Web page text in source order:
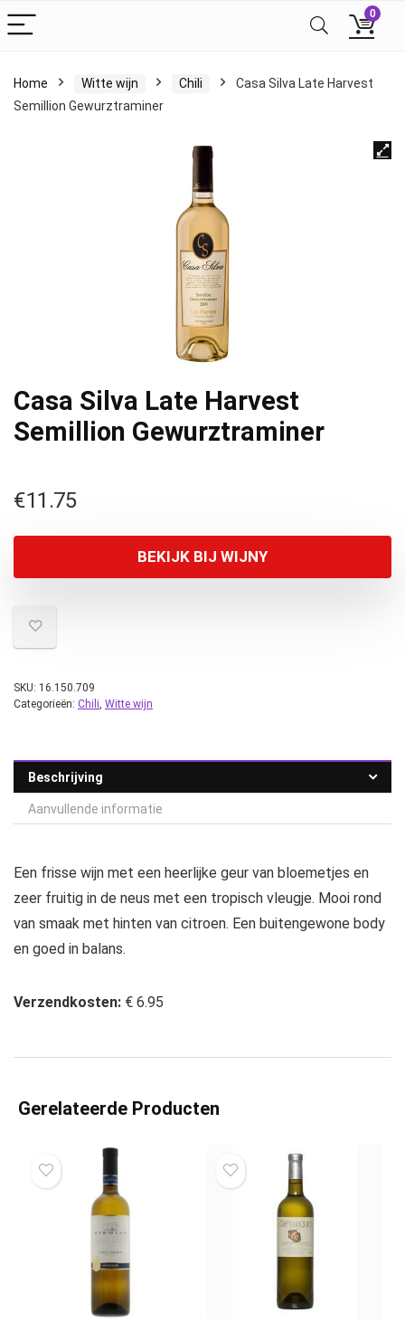
0
Home Witte wijn Chili
Casa Silva Late Harvest
Semillion Gewurztraminer
Casa Silva Late Harvest
Semillion Gewurztraminer
€11.75
BEKIJK BIJ WIJNY
SKU: 16.150.709
Categorieën: Chili, Witte wijn
Beschrijving
Aanvullende informatie
Een frisse wijn met een heerlijke geur van bloemetjes en
zeer fruitig in de neus met een tropisch vleugje. Mooi rond
van smaak met hinten van citroen. Een buitengewone body
en goed in balans.
Verzendkosten: € 6.95
Gerelateerde Producten